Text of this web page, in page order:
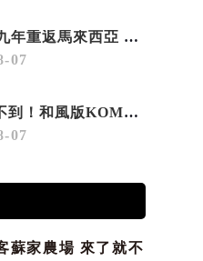
F1睽違九年重返馬來西亞 三大國際賽事打造10月運動旅遊熱潮 賽車、自行車、路跑同週登場
07
台灣吃不到！和風版KOMEDA咖啡讓你吃遍名古屋在地美食
07
蘇家農場 來了就不